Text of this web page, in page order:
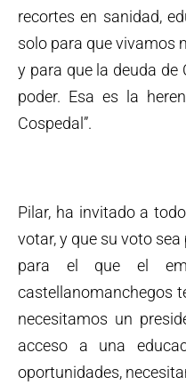
recortes en sanidad,
solo para que vivamos
y para que la deuda de
poder. Esa es la
Cospedal”.
Pilar, ha invitado a
votar, y que su voto
para el que el
castellanomanchegos
necesitamos un
acceso a una
oportunidades,